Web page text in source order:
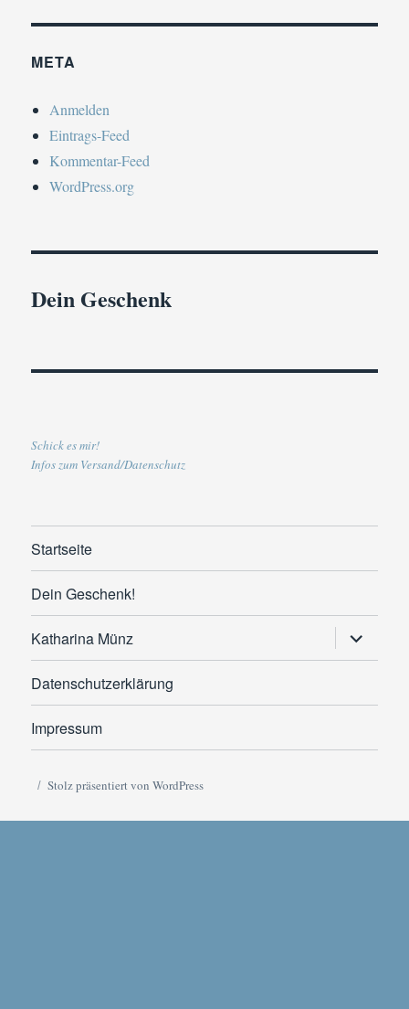
META
Anmelden
Eintrags-Feed
Kommentar-Feed
WordPress.org
Dein Geschenk
Schick es mir!
Infos zum Versand/Datenschutz
Startseite
Dein Geschenk!
Katharina Münz
anzeigen
Datenschutzerklärung
Impressum
Stolz präsentiert von WordPress